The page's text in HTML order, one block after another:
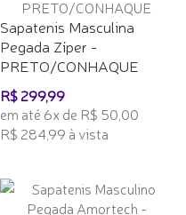
Sapatenis Masculina
Pegada Zíper -
PRETO/CONHAQUE
R$ 299,99
em até 6x de R$ 50,00
R$ 284,99 à vista